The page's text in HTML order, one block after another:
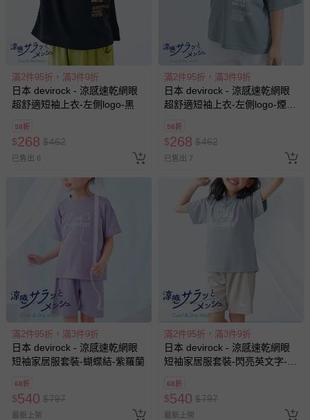
滿2件95折，滿3件9折
日本 devirock - 涼感速乾網眼
超舒適短袖上衣-左側logo-黑
58折
$268 $462
已售出 6
滿2件95折，滿3件9折
日本 devirock - 涼感速乾網眼
超舒適短袖上衣-左側logo-煙燻
58折
$268 $462
已售出 7
滿2件95折，滿3件9折
日本 devirock - 涼感速乾網眼
短袖家居服套裝-蝴蝶結-紫羅蘭
68折
$540 $797
最新上架
滿2件95折，滿3件9折
日本 devirock - 涼感速乾網眼
短袖家居服套裝-閃亮英文字-冰
68折
$540 $797
最新上架